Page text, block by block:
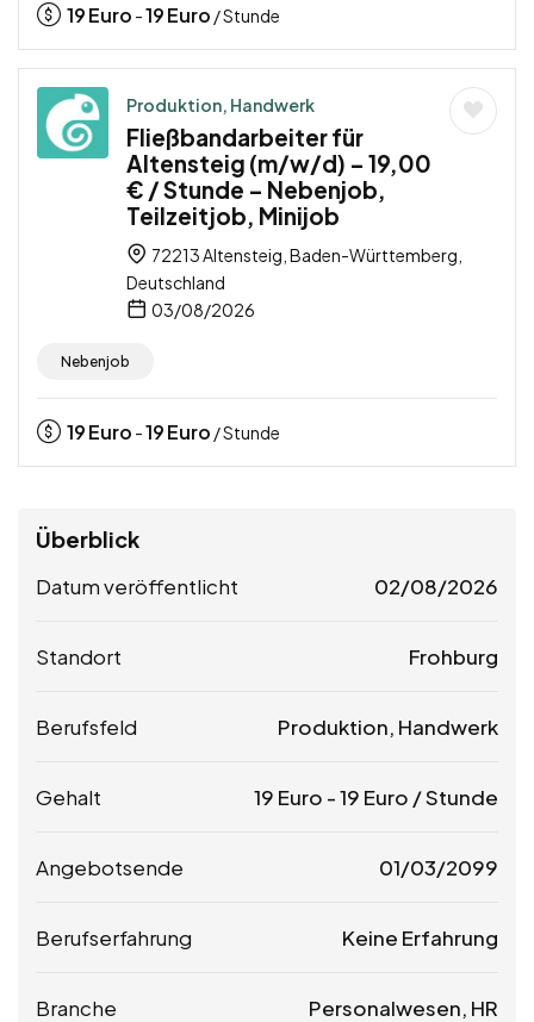
19Euro -19Euro / Stunde
Produktion, Handwerk
Fließbandarbeiter für
Altensteig (m/w/d) – 19,00
€ / Stunde – Nebenjob,
Teilzeitjob, Minijob
72213 Altensteig, Baden-Württemberg,
Deutschland
03/08/2026
Nebenjob
19Euro -19Euro / Stunde
Überblick
Datum veröffentlicht 02/08/2026
Standort Frohburg
Berufsfeld Produktion, Handwerk
Gehalt 19 Euro -19 Euro / Stunde
Angebotsende 01/03/2099
Berufserfahrung Keine Erfahrung
Branche Personalwesen, HR